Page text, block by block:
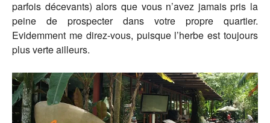
parfois décevants) alors que vous n’avez jamais pris la
peine de prospecter dans votre propre quartier.
Evidemment me direz-vous, puisque l’herbe est toujours
plus verte ailleurs.